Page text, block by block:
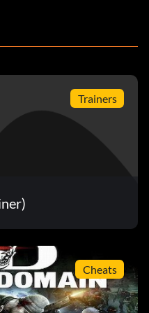
an Verkaufsautomaten
der Spinne.
im INVASION-Modus ab.
Trainers
Cheats